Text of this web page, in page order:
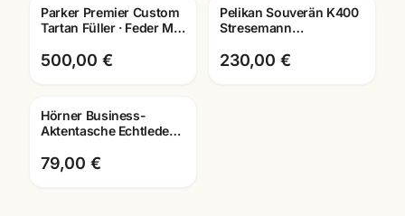
Parker Premier Custom
Tartan Füller · Feder M ·
Mannheim
500,00 €
Gravur
Pelikan Souverän K400
Stresemann
schwarz-silber · mit
Lasergravur
230,00 €
Hörner Business-
Aktentasche Echtleder ·
Ausfuehrungen ·
Mannheim
79,00 €